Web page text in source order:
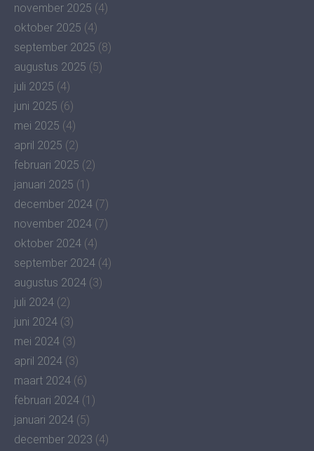
november 2025 (4)
oktober 2025 (4)
september 2025 (8)
augustus 2025 (5)
juli 2025 (4)
juni 2025 (6)
mei 2025 (4)
april 2025 (2)
februari 2025 (2)
januari 2025 (1)
december 2024 (7)
november 2024 (7)
oktober 2024 (4)
september 2024 (4)
augustus 2024 (3)
juli 2024 (2)
juni 2024 (3)
mei 2024 (3)
april 2024 (3)
maart 2024 (6)
februari 2024 (1)
januari 2024 (5)
december 2023 (4)